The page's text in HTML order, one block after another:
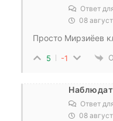
Ответ
08
Просто Мирзиёев
5 -1
Ответ
08